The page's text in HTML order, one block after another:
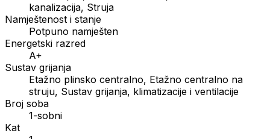
kanalizacija, Struja
Namještenost i stanje
Potpuno namješten
Energetski razred
A+
Sustav grijanja
Etažno plinsko centralno, Etažno centralno na
struju, Sustav grijanja, klimatizacije i ventilacije
Broj soba
1-sobni
Kat